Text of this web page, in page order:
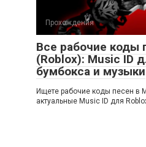
Прохождения
Все рабочие коды
(Roblox): Music ID
бумбокса и музыки
Ищете рабочие коды песен в
актуальные Music ID для